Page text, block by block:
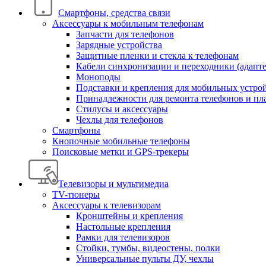
Смартфоны, средства связи
Аксессуары к мобильным телефонам
Запчасти для телефонов
Зарядные устройства
Защитные пленки и стекла к телефонам
Кабели синхронизации и переходники
Моноподы
Подставки и крепления для мобильных
Принадлежности для ремонта телефонов и
Стилусы и аксессуары
Чехлы для телефонов
Смартфоны
Кнопочные мобильные телефоны
Поисковые метки и GPS-трекеры
Телевизоры и мультимедиа
TV-тюнеры
Аксессуары к телевизорам
Кронштейны и крепления
Настольные крепления
Рамки для телевизоров
Стойки, тумбы, видеостены, полки
Универсальные пульты ДУ, чехлы